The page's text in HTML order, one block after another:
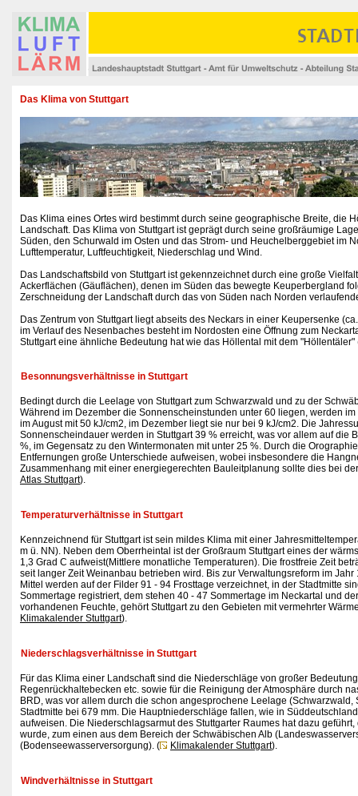
Das Klima von Stuttgart
Das Klima eines Ortes wird bestimmt durch seine geographische Breite, die
Landschaft. Das Klima von Stuttgart ist geprägt durch seine großräumige
Süden, den Schurwald im Osten und das Strom- und Heuchelberggebiet im
Lufttemperatur, Luftfeuchtigkeit, Niederschlag und Wind.
Das Landschaftsbild von Stuttgart ist gekennzeichnet durch eine große
Ackerflächen (Gäuflächen), denen im Süden das bewegte Keuperbergland
Zerschneidung der Landschaft durch das von Süden nach Norden
Das Zentrum von Stuttgart liegt abseits des Neckars in einer Keupersenke
im Verlauf des Nesenbaches besteht im Nordosten eine Öffnung zum
Stuttgart eine ähnliche Bedeutung hat wie das Höllental mit dem
Besonnungsverhältnisse in Stuttgart
Bedingt durch die Leelage von Stuttgart zum Schwarzwald und zu der
Während im Dezember die Sonnenscheinstunden unter 60 liegen, werden
im August mit 50 kJ/cm2, im Dezember liegt sie nur bei 9 kJ/cm2. Die
Sonnenscheindauer werden in Stuttgart 39 % erreicht, was vor allem auf
%, im Gegensatz zu den Wintermonaten mit unter 25 %. Durch die
Entfernungen große Unterschiede aufweisen, wobei insbesondere die
Zusammenhang mit einer energiegerechten Bauleitplanung sollte dies bei
Atlas Stuttgart).
Temperaturverhältnisse in Stuttgart
Kennzeichnend für Stuttgart ist sein mildes Klima mit einer
m ü. NN). Neben dem Oberrheintal ist der Großraum Stuttgart eines der
1,3 Grad C aufweist(Mittlere monatliche Temperaturen). Die frostfreie Zeit
seit langer Zeit Weinanbau betrieben wird. Bis zur Verwaltungsreform im
Mittel werden auf der Filder 91 - 94 Frosttage verzeichnet, in der Stadtmitte
Sommertage registriert, dem stehen 40 - 47 Sommertage im Neckartal und
vorhandenen Feuchte, gehört Stuttgart zu den Gebieten mit vermehrter
Klimakalender Stuttgart).
Niederschlagsverhältnisse in Stuttgart
Für das Klima einer Landschaft sind die Niederschläge von großer
Regenrückhaltebecken etc. sowie für die Reinigung der Atmosphäre durch
BRD, was vor allem durch die schon angesprochene Leelage
Stadtmitte bei 679 mm. Die Hauptniederschläge fallen, wie in
aufweisen. Die Niederschlagsarmut des Stuttgarter Raumes hat dazu
wurde, zum einen aus dem Bereich der Schwäbischen Alb
(Bodenseewasserversorgung). (
Klimakalender Stuttgart).
Windverhältnisse in Stuttgart